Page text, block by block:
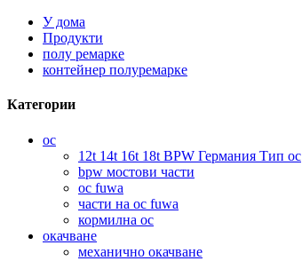
У дома
Продукти
полу ремарке
контейнер полуремарке
Категории
ос
12t 14t 16t 18t BPW Германия Тип ос
bpw мостови части
ос fuwa
части на ос fuwa
кормилна ос
окачване
механично окачване